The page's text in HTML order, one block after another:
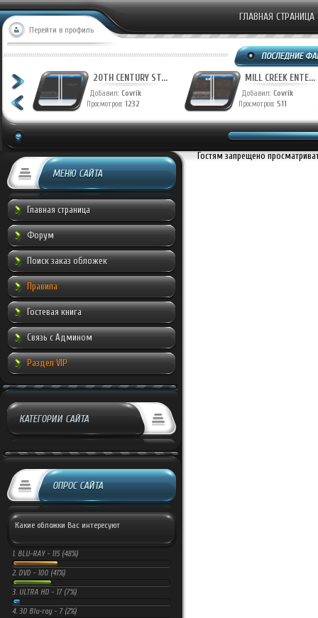
Перейти в профиль
ГЛАВНАЯ СТРАНИЦА
20TH CENTURY ST...
Добавил: Covrik
Просмотров: 1232
MILL CREEK ENTE...
Добавил: Covrik
Просмотров: 511
МЕНЮ САЙТА
Главная страница
Форум
Поиск заказ обложек
Правила
Гостевая книга
Связь с Админом
Раздел VIP
КАТЕГОРИИ САЙТА
ОПРОС САЙТА
Какие обложки Вас интересуют
1. BLU-RAY - 115 (48%)
2. DVD - 100 (41%)
3. ULTRA HD - 17 (7%)
4. 3D Blu-ray - 7 (2%)
Гостям запрещено